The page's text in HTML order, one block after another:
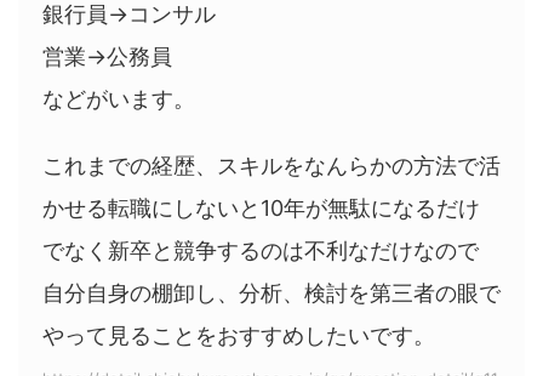
銀行員→コンサル
営業→公務員
などがいます。
これまでの経歴、スキルをなんらかの方法で活
かせる転職にしないと10年が無駄になるだけ
でなく新卒と競争するのは不利なだけなので
自分自身の棚卸し、分析、検討を第三者の眼で
やって見ることをおすすめしたいです。